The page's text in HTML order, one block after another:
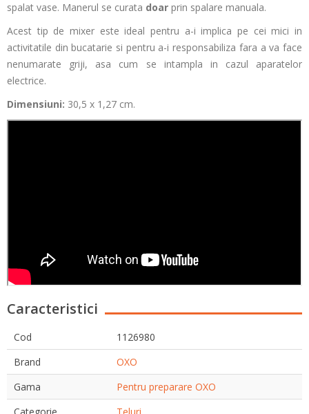
spalat vase. Manerul se curata doar prin spalare manuala.
Acest tip de mixer este ideal pentru a-i implica pe cei mici in
activitatile din bucatarie si pentru a-i responsabiliza fara a va face
nenumarate griji, asa cum se intampla in cazul aparatelor
electrice.
Dimensiuni: 30,5 x 1,27 cm.
Caracteristici
Cod
1126980
Brand
OXO
Gama
Pentru preparare OXO